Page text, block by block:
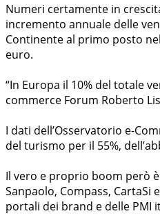
Numeri certamente in
incremento annuale delle
Continente al primo posto
euro.
“In Europa il 10% del totale
commerce Forum Roberto
I dati dell’Osservatorio e-
del turismo per il 55%,
Il vero e proprio boom però
Sanpaolo, Compass,
portali dei brand e delle PMI